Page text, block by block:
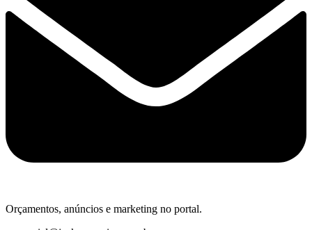
Orçamentos, anúncios e marketing no portal.